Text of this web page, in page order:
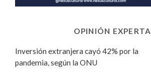
OPINIÓN EXPERTA
Inversión extranjera cayó 42% por la
pandemia, según la ONU